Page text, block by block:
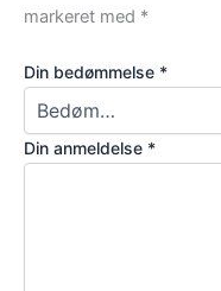
markeret med *
Din bedømmelse *
Din anmeldelse *